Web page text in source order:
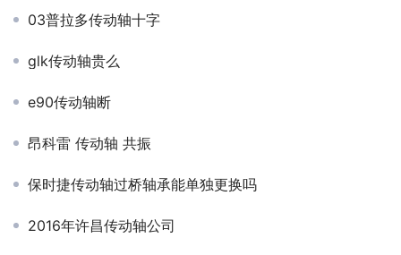
03普拉多传动轴十字
glk传动轴贵么
e90传动轴断
昂科雷 传动轴 共振
保时捷传动轴过桥轴承能单独更换吗
2016年许昌传动轴公司